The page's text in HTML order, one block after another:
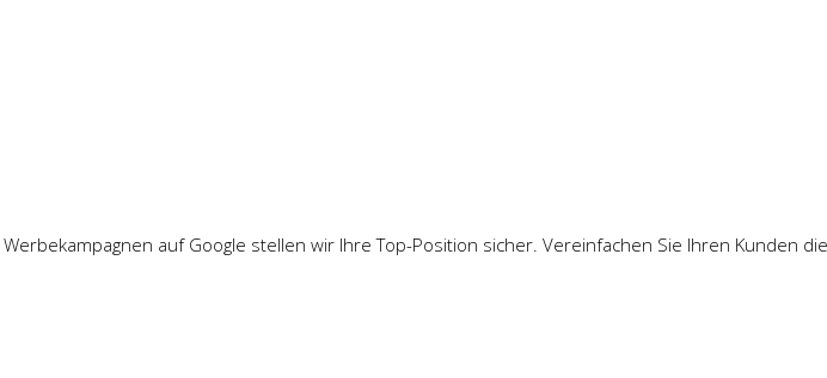
auf Google stellen wir Ihre Top-Position sicher. Vereinfachen Sie Ihren Kunden